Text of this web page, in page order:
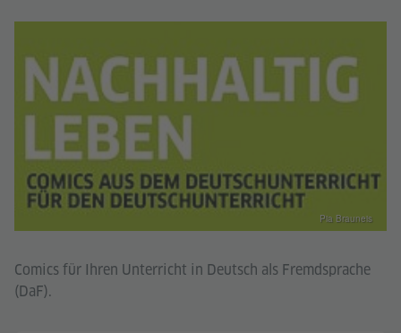
Pia Brauneis
Comics für Ihren Unterricht in Deutsch als Fremdsprache
(DaF).